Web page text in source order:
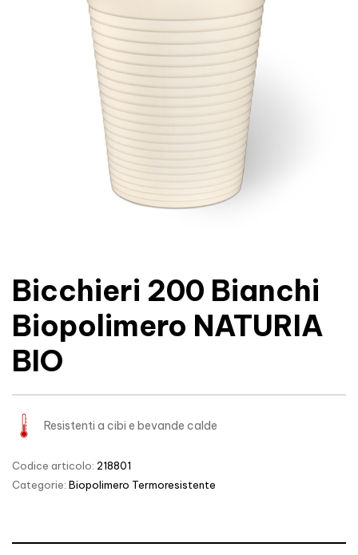
Bicchieri 200 Bianchi
Biopolimero NATURIA
BIO
Resistenti a cibi e bevande calde
Codice articolo: 218801
Categorie: Biopolimero Termoresistente